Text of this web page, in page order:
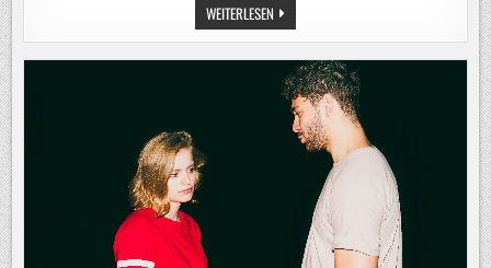
WEITERLESEN FUSSBALL-W
ELTVERBAND: F
IFA W
ARNT D
AVOR, I
NFANTINO Z
U „
UNTERGRABEN“